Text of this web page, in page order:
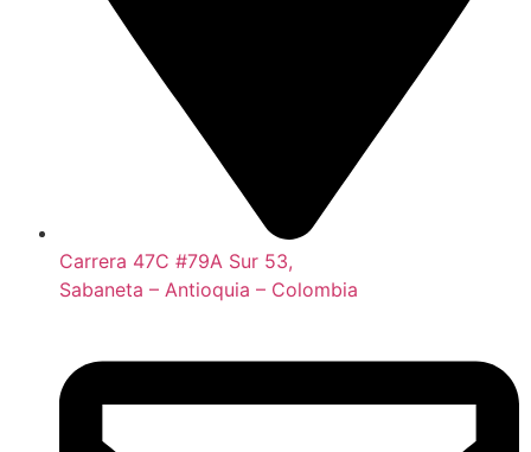
Carrera 47C #79A Sur 53,
Sabaneta – Antioquia – Colombia